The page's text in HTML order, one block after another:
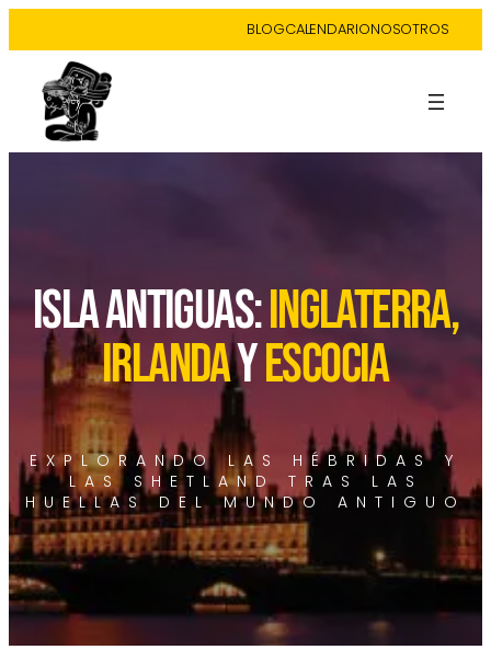
BLOGCALENDARIONOSOTROS
ISLA ANTIGUAS:INGLATERRA,
IRLANDAYESCOCIA
EXPLORANDO LAS HÉBRIDAS Y
LAS SHETLAND TRAS LAS
HUELLAS DEL MUNDO ANTIGUO